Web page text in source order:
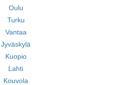
Oulu
Turku
Vantaa
Jyväskylä
Kuopio
Lahti
Kouvola